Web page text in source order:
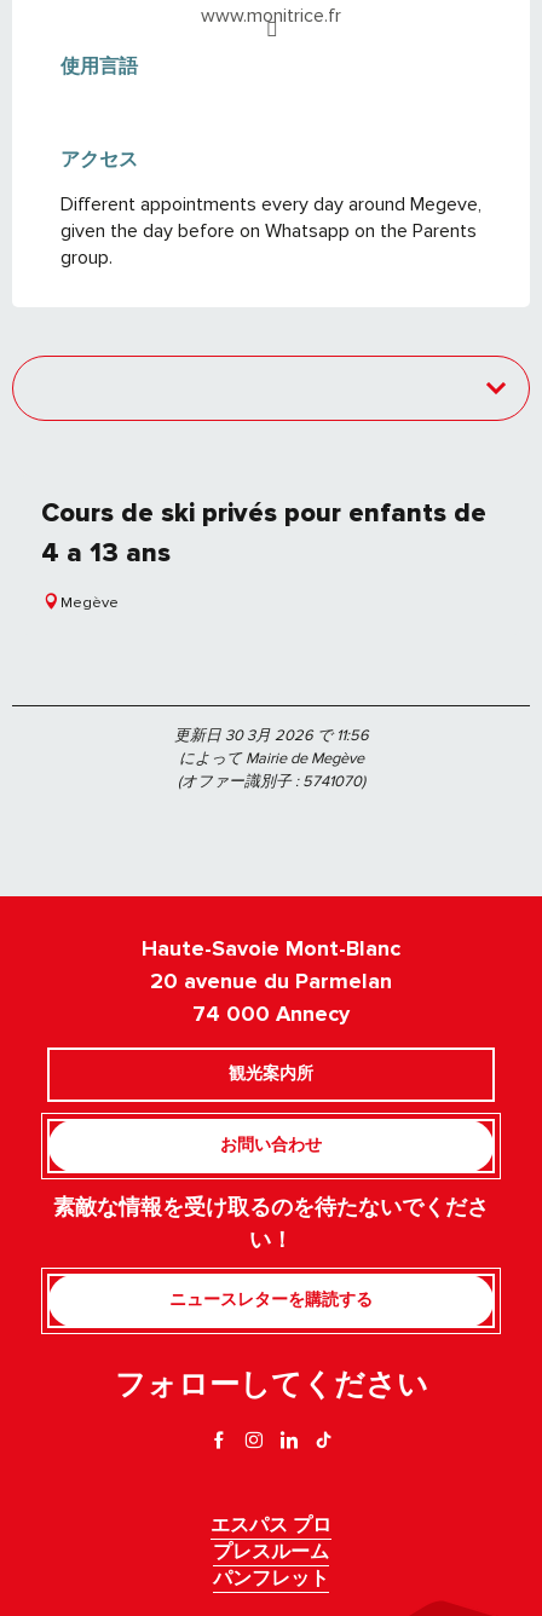
www.monitrice.fr
使用言語
使用言語
アクセス
アクセス
Different appointments every day around Megeve,
given the day before on Whatsapp on the Parents
group.
Cours de ski privés pour enfants de
4 a 13 ans
Megève
更新日 30 3月 2026 で 11:56
によって Mairie de Megève
(オファー識別子 :5741070)
Haute-Savoie Mont-Blanc
20 avenue du Parmelan
74 000 Annecy
観光案内所
お問い合わせ
素敵な情報を受け取るのを待たないでくださ
い！
ニュースレターを購読する
フォローしてください
エスパス プロ
プレスルーム
パンフレット